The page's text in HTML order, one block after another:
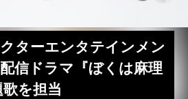
ターエンタテインメン
信ドラマ『ぼくは麻理
を担当